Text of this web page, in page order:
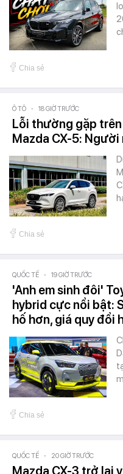
Chia sẻ
Ô TÔ - 18 GIỜ TRƯỚC
Lỗi thường gặp
Mazda CX-5:
Chia sẻ
QUỐC TẾ - 19 GIỜ TRƯỚC
'Anh em sinh đôi'
hybrid cực nổi bật:
hố hơn, giá quy đổi
Chia sẻ
QUỐC TẾ - 20 GIỜ TRƯỚC